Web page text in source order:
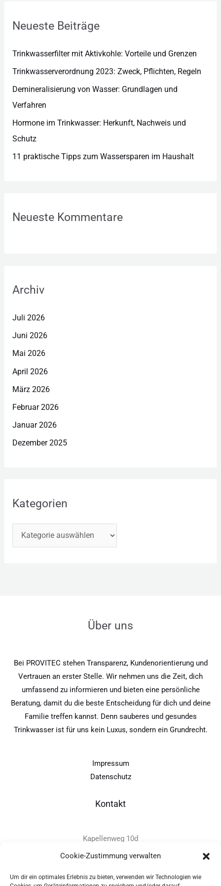
Cookie-Zustimmung verwalten
Um dir ein optimales Erlebnis zu bieten, verwenden wir Technologien wie
Neueste Beiträge
Trinkwasserfilter mit Aktivkohle: Vorteile und Grenzen
Trinkwasserverordnung 2023: Zweck, Pflichten, Regeln
Demineralisierung von Wasser: Grundlagen und
Verfahren
Hormone im Trinkwasser: Herkunft, Nachweis und
Schutz
11 praktische Tipps zum Wassersparen im Haushalt
Neueste Kommentare
Archiv
Juli 2026
Juni 2026
Mai 2026
April 2026
März 2026
Februar 2026
Januar 2026
Dezember 2025
Kategorien
r
e
n
Über uns
Bei PROVITEC stehen Transparenz, Kundenorientierung und
Vertrauen an erster Stelle. Wir nehmen uns die Zeit, dich
umfassend zu informieren und bieten eine persönliche
Beratung, damit du die beste Entscheidung für dich und deine
Familie treffen kannst. Denn sauberes und gesundes
Trinkwasser ist für uns kein Luxus, sondern ein Grundrecht.
Impressum
Datenschutz
Kontakt
Kapellenweg 10d
D-94575 Windorf